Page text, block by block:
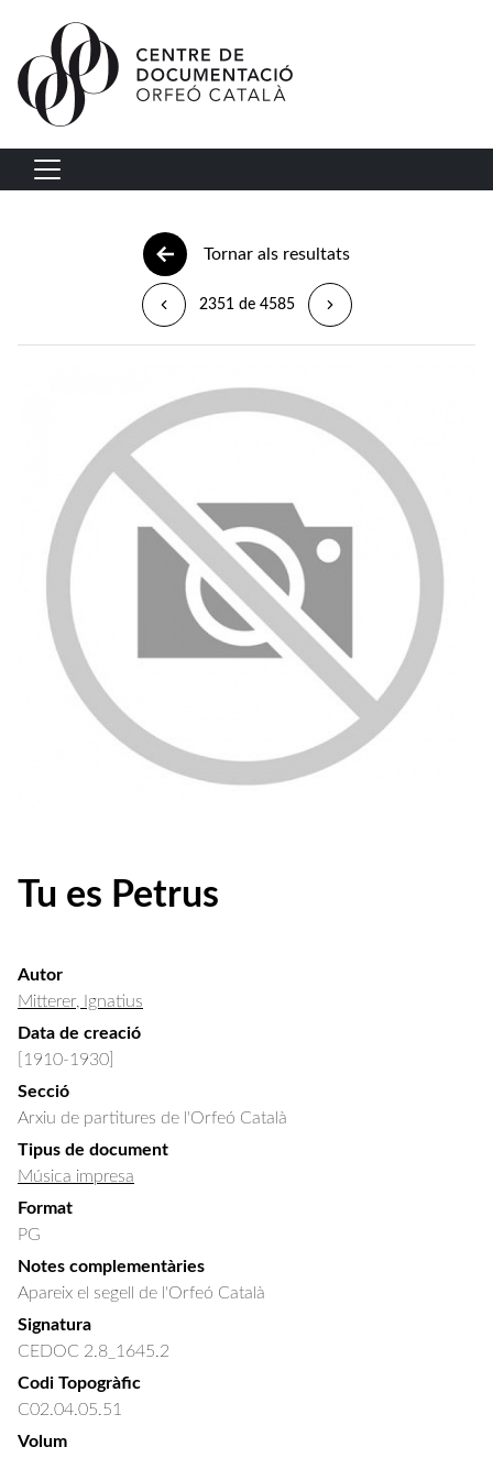
Vés al contingut
Navegació principal
Tornar als resultats
2351 de 4585
Tu es Petrus
Autor
Mitterer, Ignatius
Data de creació
[1910-1930]
Secció
Arxiu de partitures de l'Orfeó Català
Tipus de document
Música impresa
Format
PG
Notes complementàries
Apareix el segell de l'Orfeó Català
Signatura
CEDOC 2.8_1645.2
Codi Topogràfic
C02.04.05.51
Volum